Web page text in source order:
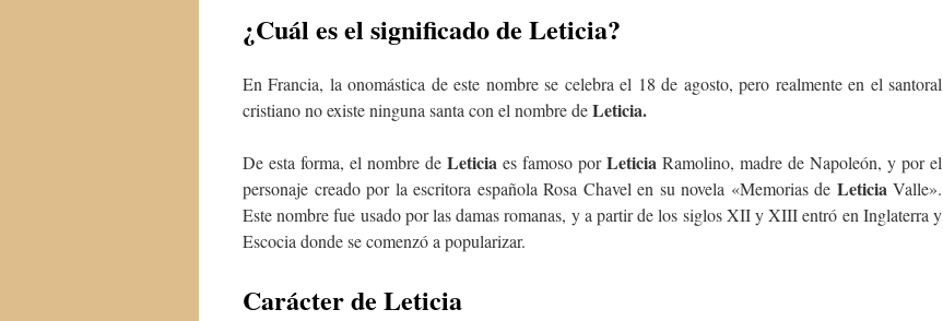
¿Cuál es el significado de Leticia?
En Francia, la onomástica de este nombre se celebra el 18 de agosto, pero realmente en el santoral
cristiano no existe ninguna santa con el nombre deLeticia.
De esta forma, el nombre de Leticia es famoso porLeticia Ramolino, madre de Napoleón, y por el
personaje creado por la escritora española Rosa Chavel en su novela «Memorias de Leticia Valle».
Este nombre fue usado por las damas romanas, y a partir de los siglos XII y XIII entró en Inglaterra y
Escocia donde se comenzó a popularizar.
Carácter de Leticia